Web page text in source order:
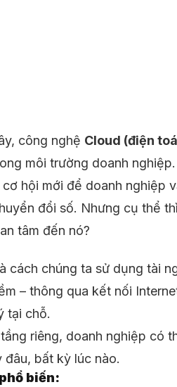
công nghệ Cloud (điện
môi trường doanh
hội mới để doanh nghiệp
đổi số. Nhưng cụ thể
tâm đến nó?
cách chúng ta sử dụng tài
– thông qua kết nối
tại chỗ.
riêng, doanh nghiệp có
bất kỳ lúc nào.
biến: